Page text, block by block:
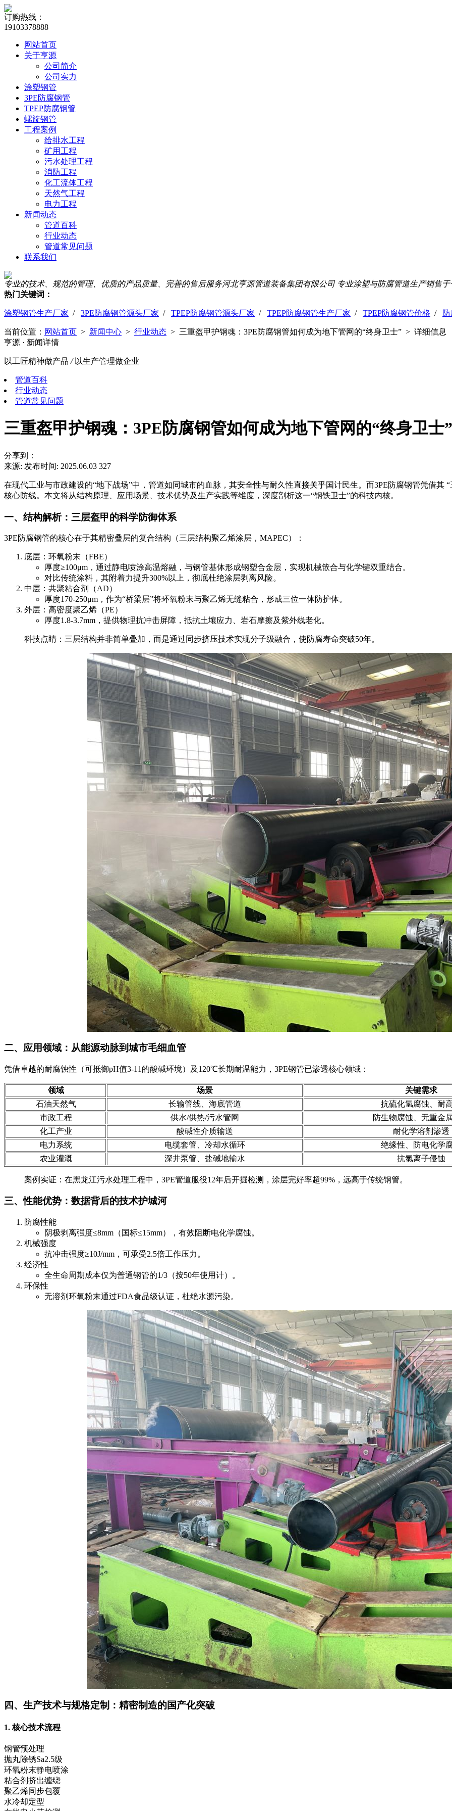
订购热线：
19103378888
网站首页
关于亨源
公司简介
公司实力
涂塑钢管
3PE防腐钢管
TPEP防腐钢管
螺旋钢管
工程案例
给排水工程
矿用工程
污水处理工程
消防工程
化工流体工程
天然气工程
电力工程
新闻动态
管道百科
行业动态
管道常见问题
联系我们
专业的技术、规范的管理、优质的产品质量、完善的售后服务河北亨源管道装备集团有限公司 专业涂塑与防腐管道生产销售
热门关键词：
涂塑钢管生产厂家 / 3PE防腐钢管源头厂家 / TPEP防腐钢管源头厂家 / TPEP防腐钢管生产厂家 / TPEP防腐钢管价格 /
当前位置： 网站首页 > 新闻中心 > 行业动态 > 三重盔甲护钢魂：3PE防腐钢管如何成为地下管网的“终身卫士” > 详细信息
亨源 · 新闻详情
以工匠精神做产品 /以生产管理做企业
管道百科
行业动态
管道常见问题
三重盔甲护钢魂：3PE防腐钢管如何成为地下管网的“终身卫士”
分享到：
来源: 发布时间: 2025.06.03 327
在现代工业与市政建设的“地下战场”中，管道如同城市的血脉，其安全性与耐久性直接关乎国计民生。而3PE防腐钢管凭借其
核心防线。本文将从结构原理、应用场景、技术优势及生产实践等维度，深度剖析这一“钢铁卫士”的科技内核。
一、结构解析：三层盔甲的科学防御体系
3PE防腐钢管的核心在于其精密叠层的复合结构（三层结构聚乙烯涂层，MAPEC）：
底层：环氧粉末（FBE）
厚度≥100μm，通过静电喷涂高温熔融，与钢管基体形成钢塑合金层，实现机械篏合与化学键双重结合。
对比传统涂料，其附着力提升300%以上，彻底杜绝涂层剥离风险。
中层：共聚粘合剂（AD）
厚度170-250μm，作为“桥梁层”将环氧粉末与聚乙烯无缝粘合，形成三位一体防护体。
外层：高密度聚乙烯（PE）
厚度1.8-3.7mm，提供物理抗冲击屏障，抵抗土壤应力、岩石摩擦及紫外线老化。
科技点睛：三层结构并非简单叠加，而是通过同步挤压技术实现分子级融合，使防腐寿命突破50年。
二、应用领域：从能源动脉到城市毛细血管
凭借卓越的耐腐蚀性（可抵御pH值3-11的酸碱环境）及120℃长期耐温能力，3PE钢管已渗透核心领域：
领域 场景
关键需求
石油天然气
长输管线、海底管道
抗硫化氢腐蚀、耐
市政工程
供水/供热/污水管网
防生物腐蚀、无重金
化工产业
酸碱性介质输送
耐化学溶剂渗透
电力系统
电缆套管、冷却水循环
绝缘性、防电化学
农业灌溉
深井泵管、盐碱地输水 抗氯离子侵蚀
案例实证：在黑龙江污水处理工程中，3PE管道服役12年后开掘检测，涂层完好率超99%，远高于传统钢管。
三、性能优势：数据背后的技术护城河
防腐性能
阴极剥离强度≤8mm（国标≤15mm），有效阻断电化学腐蚀。
机械强度
抗冲击强度≥10J/mm，可承受2.5倍工作压力。
经济性
全生命周期成本仅为普通钢管的1/3（按50年使用计）。
环保性
无溶剂环氧粉末通过FDA食品级认证，杜绝水源污染。
四、生产技术与规格定制：精密制造的国产化突破
1. 核心技术流程
钢管预处理
抛丸除锈Sa2.5级
环氧粉末静电喷涂
粘合剂挤出缠绕
聚乙烯同步包覆
水冷却定型